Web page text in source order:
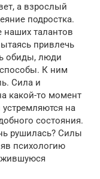
а взрослый
подростка.
наших талантов
привлечь
обиды, люди
К ним
Сила и
какой-то момент
на
состояния.
рушилась? Силы
психологию